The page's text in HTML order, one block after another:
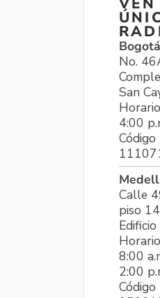
No.
San
4:00
Calle
piso 14
8:00
2:00